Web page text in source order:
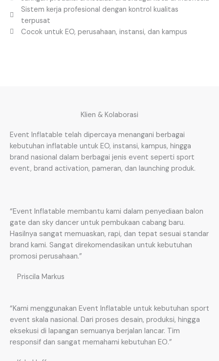
Sistem kerja profesional dengan kontrol kualitas
terpusat
Cocok untuk EO, perusahaan, instansi, dan kampus
Klien & Kolaborasi
Event Inflatable telah dipercaya menangani berbagai
kebutuhan inflatable untuk EO, instansi, kampus, hingga
brand nasional dalam berbagai jenis event seperti sport
event, brand activation, pameran, dan launching produk.
“Event Inflatable membantu kami dalam penyediaan balon
gate dan sky dancer untuk pembukaan cabang baru.
Hasilnya sangat memuaskan, rapi, dan tepat sesuai standar
brand kami. Sangat direkomendasikan untuk kebutuhan
promosi perusahaan.”
Priscila Markus
“Kami menggunakan Event Inflatable untuk kebutuhan sport
event skala nasional. Dari proses desain, produksi, hingga
eksekusi di lapangan semuanya berjalan lancar. Tim
responsif dan sangat memahami kebutuhan EO.”